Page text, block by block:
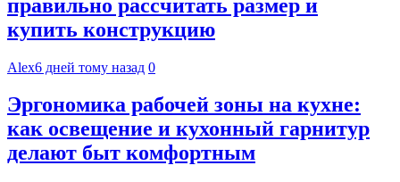
правильно рассчитать размер и
купить конструкцию
Alex6 дней тому назад 0
Эргономика рабочей зоны на кухне:
как освещение и кухонный гарнитур
делают быт комфортным